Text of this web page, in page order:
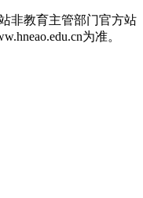
非教育主管部门官方站
为准。